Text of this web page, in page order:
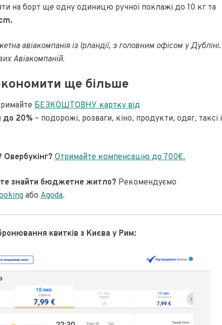
на борт ще одну одиницю ручної поклажі до 10 кг та
авіакомпанія із Ірландії, з головним офісом у Дубліні.
Авіакомпаній.
ще більше
БЕЗКОШТОВНУ картку від
до 20% – подорожі, розваги, кіно, продукти, одяг, таксі і
Отримайте компенсацію до 700€.
знайти бюджетне житло? Рекомендуємо
або Agoda.
квитків з Києва у Рим: